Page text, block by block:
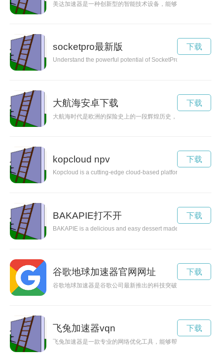
美达加速器是一种创新型的智能技术设备，能够大大提升生产
socketpro最新版
Understand the powerful potential of SocketPro, a high-
下载
大航海安卓下载
大航海时代是欧洲的探险史上的一段辉煌历史，无数航海家和
下载
kopcloud npv
Kopcloud is a cutting-edge cloud-based platform that is
下载
BAKAPIE打不开
BAKAPIE is a delicious and easy dessert made with a buttery
下载
谷歌地球加速器官网网址
谷歌地球加速器是谷歌公司最新推出的科技突破，利用云计算
下载
飞兔加速器vqn
飞兔加速器是一款专业的网络优化工具，能够帮助用户提升网
下载